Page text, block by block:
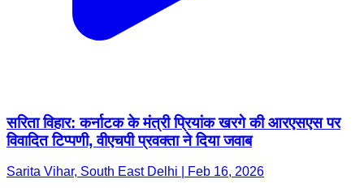
सरिता विहार: कर्नाटक के मंत्री प्रियांक खरगे की आरएसएस पर
विवादित टिप्पणी, वीएचपी प्रवक्ता ने दिया जवाब
Sarita Vihar, South East Delhi | Feb 16, 2026